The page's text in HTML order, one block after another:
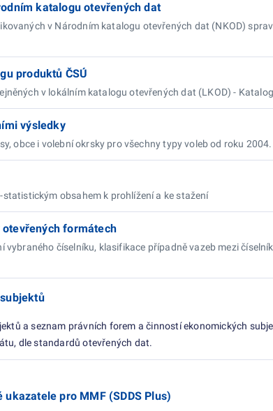
katalogu otevřených dat
v Národním katalogu otevřených dat (NKOD)
produktů ČSÚ
v lokálním katalogu otevřených dat (LKOD) -
výsledky
obce i volební okrsky pro všechny typy voleb od roku 2004.
obsahem k prohlížení a ke stažení
formátech
vybraného číselníku, klasifikace případně vazeb mezi
a seznam právních forem a činností ekonomických
dle standardů otevřených dat.
pro MMF (SDDS Plus)